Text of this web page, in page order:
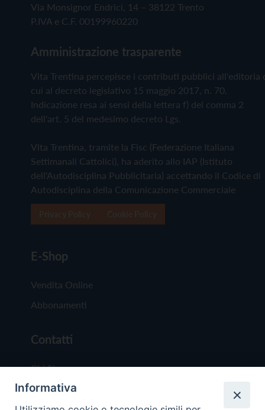
Via Monsignor Endrici, 14 – 38122 Trento
P.IVA e C.F. 00199960220
Amministrazione trasparente
Vita Trentina percepisce i contributi pubblici all'editoria
cui al decreto legislativo 15 maggio 2017, n. 70.
Indicazione resa ai sensi della lettera f) del comma 2
dell'art. 5 del medesimo decreto Lgs.
Vita Trentina, tramite la Fisc (Federazione Italiana
Settimanali Cattolici), ha aderito allo IAP (Istituto
dell'Autodisciplina Pubblicitaria) accettando il Codice di
Autodisciplina della Comunicazione Commerciale
E-Shop
Vendita Online
Abbonamenti
Contatti
Chi Siamo
Redazione
Informativa